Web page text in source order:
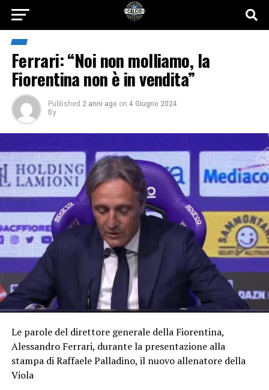
Ferrari: “Noi non molliamo, la
Fiorentina non è in vendita”
Published 2 anni ago on 4 Giugno 2024
By
Le parole del direttore generale della Fiorentina,
Alessandro Ferrari, durante la presentazione alla
stampa di Raffaele Palladino, il nuovo allenatore della
Viola